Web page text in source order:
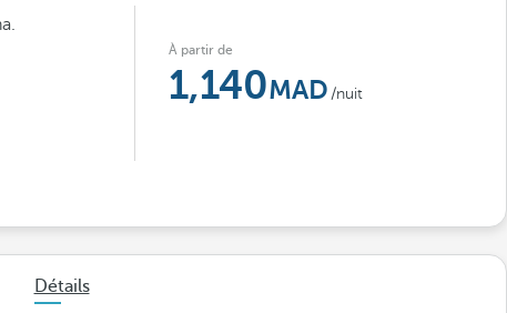
À partir de
1,140 /nuit
Détails